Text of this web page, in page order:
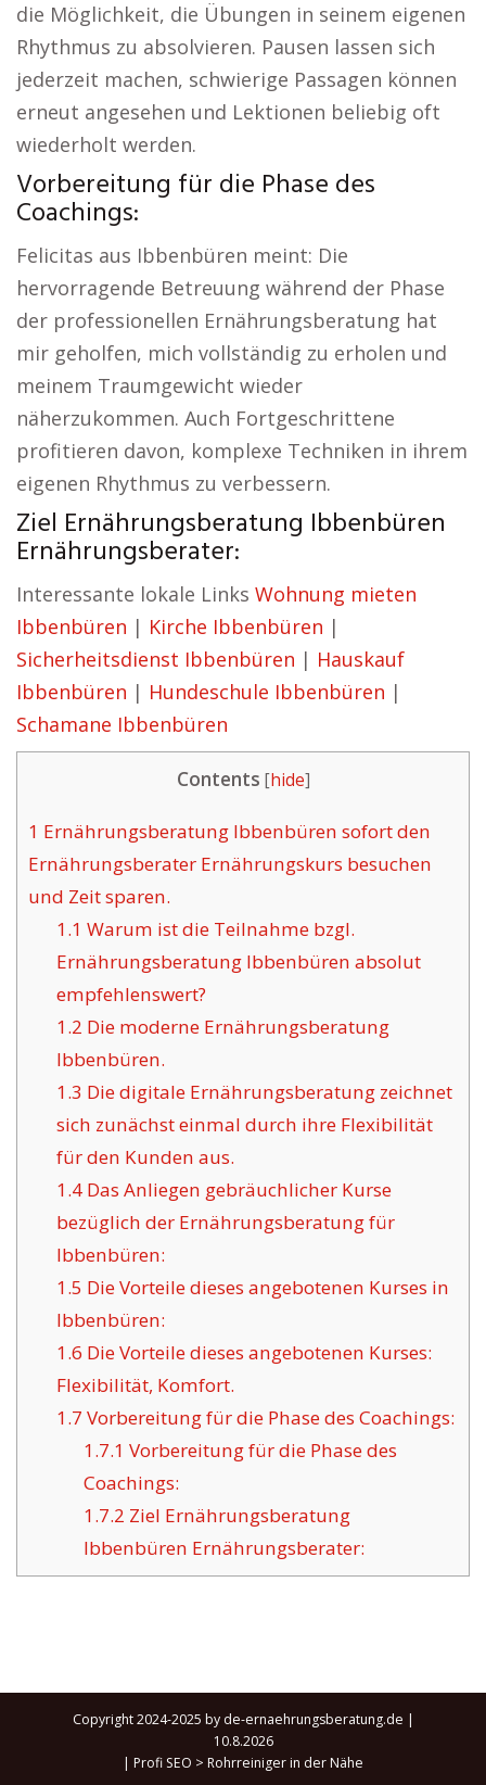
die Möglichkeit, die Übungen in seinem eigenen
Rhythmus zu absolvieren. Pausen lassen sich
jederzeit machen, schwierige Passagen können
erneut angesehen und Lektionen beliebig oft
wiederholt werden.
Vorbereitung für die Phase des
Coachings:
Felicitas aus Ibbenbüren meint: Die
hervorragende Betreuung während der Phase
der professionellen Ernährungsberatung hat
mir geholfen, mich vollständig zu erholen und
meinem Traumgewicht wieder
näherzukommen. Auch Fortgeschrittene
profitieren davon, komplexe Techniken in ihrem
eigenen Rhythmus zu verbessern.
Ziel Ernährungsberatung Ibbenbüren
Ernährungsberater:
Interessante lokale Links Wohnung mieten
Ibbenbüren | Kirche Ibbenbüren |
Sicherheitsdienst Ibbenbüren | Hauskauf
Ibbenbüren | Hundeschule Ibbenbüren |
Schamane Ibbenbüren
Contents [hide]
1 Ernährungsberatung Ibbenbüren sofort den
Ernährungsberater Ernährungskurs besuchen
und Zeit sparen.
1.1 Warum ist die Teilnahme bzgl.
Ernährungsberatung Ibbenbüren absolut
empfehlenswert?
1.2 Die moderne Ernährungsberatung
Ibbenbüren.
1.3 Die digitale Ernährungsberatung zeichnet
sich zunächst einmal durch ihre Flexibilität
für den Kunden aus.
1.4Das Anliegen gebräuchlicher Kurse
bezüglich der Ernährungsberatung für
Ibbenbüren:
1.5 Die Vorteile dieses angebotenen Kurses in
Ibbenbüren:
1.6 Die Vorteile dieses angebotenen Kurses:
Flexibilität, Komfort.
1.7 Vorbereitung für die Phase des Coachings:
1.7.1 Vorbereitung für die Phase des
Coachings:
1.7.2 Ziel Ernährungsberatung
Ibbenbüren Ernährungsberater:
Copyright 2024-2025 by de-ernaehrungsberatung.de |
10.8.2026
| Profi SEO > Rohrreiniger in der Nähe